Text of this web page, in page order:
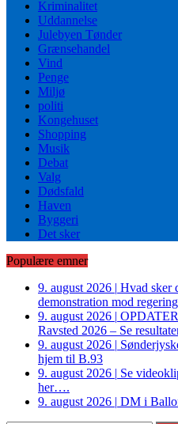
Kriminalitet
Uddannelse
Julebyen Tønder
Grænsehandel
Vind
Penge
Miljø
politi
Kongehuset
Shopping
Musik
Debat
Valg
Dødsfald
Haven
Byggeri
Det sker
Populære emner
9. august 2026 | Hvad sker
demonstration mod
9. august 2026 |
Ravsted 2026 – Se
9. august 2026 |
hjem til B.93
9. august 2026 | Se
her….
9. august 2026 | DM i